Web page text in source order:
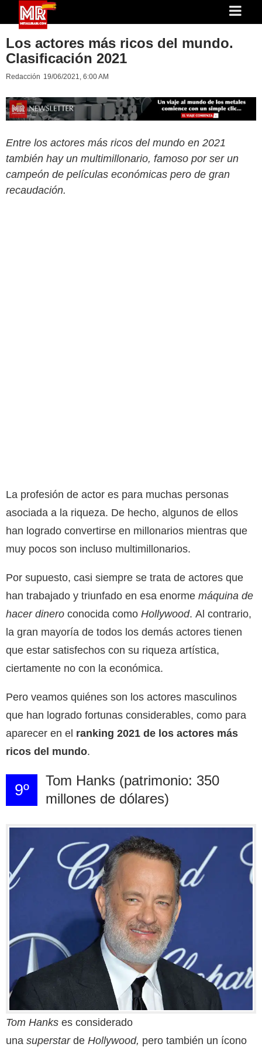
Los actores más ricos del mundo.
Clasificación 2021
Redacción 19/06/2021, 6:00 AM
Entre los actores más ricos del mundo en 2021
también hay un multimillonario, famoso por ser un
campeón de películas económicas pero de gran
recaudación.
La profesión de actor es para muchas personas
asociada a la riqueza. De hecho, algunos de ellos
han logrado convertirse en millonarios mientras que
muy pocos son incluso multimillonarios.
Por supuesto, casi siempre se trata de actores que
han trabajado y triunfado en esa enorme máquina de
hacer dinero conocida como Hollywood. Al contrario,
la gran mayoría de todos los demás actores tienen
que estar satisfechos con su riqueza artística,
ciertamente no con la económica.
Pero veamos quiénes son los actores masculinos
que han logrado fortunas considerables, como para
aparecer en el ranking 2021 de los actores más
ricos del mundo.
9º
Tom Hanks (patrimonio: 350
millones de dólares)
Tom Hanks es considerado
una superstarde Hollywood, pero también un ícono